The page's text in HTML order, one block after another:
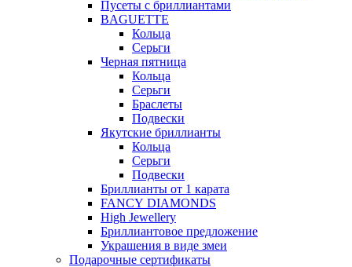
Пусеты с бриллиантами
BAGUETTE
Кольца
Серьги
Черная пятница
Кольца
Серьги
Браслеты
Подвески
Якутские бриллианты
Кольца
Серьги
Подвески
Бриллианты от 1 карата
FANCY DIAMONDS
High Jewellery
Бриллиантовое предложение
Украшения в виде змеи
Подарочные сертификаты